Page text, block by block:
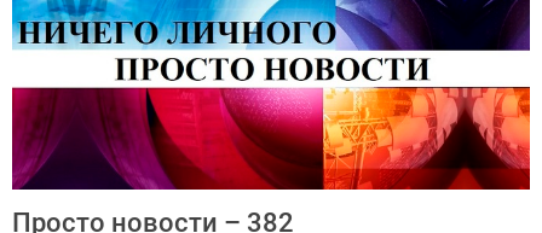
Просто новости – 382